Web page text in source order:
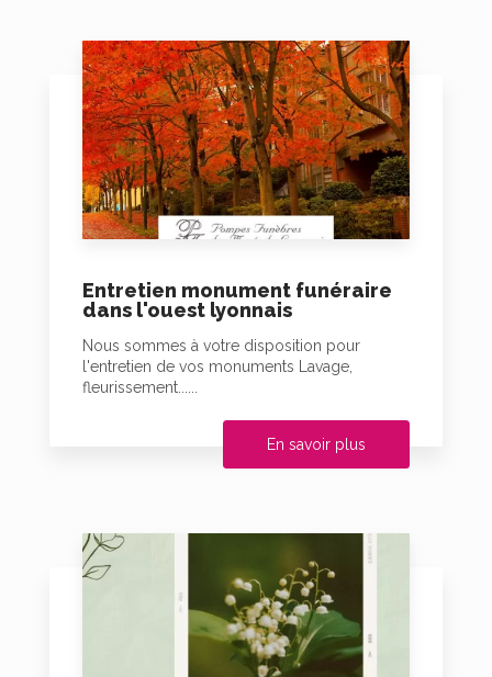
Entretien monument funéraire
dans l'ouest lyonnais
Nous sommes à votre disposition pour
l'entretien de vos monuments Lavage,
fleurissement......
En savoir plus